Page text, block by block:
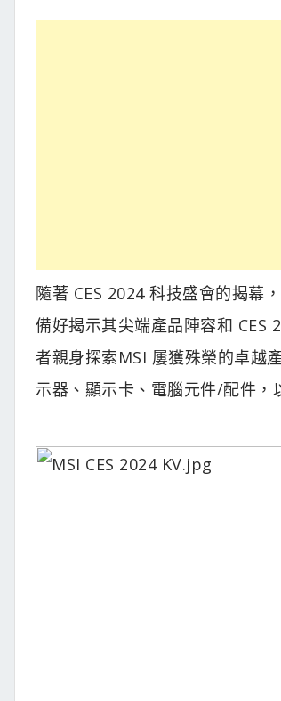
隨著 CES 2024 科技盛會的揭幕
備好揭示其尖端產品陣容和 CES
者親身探索MSI 屢獲殊榮的卓越
示器、顯示卡、電腦元件/配件，